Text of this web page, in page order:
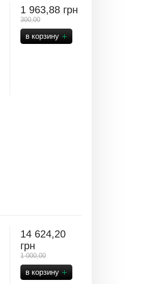
1 963,88 грн
300,00
14 624,20
грн
1 000,00